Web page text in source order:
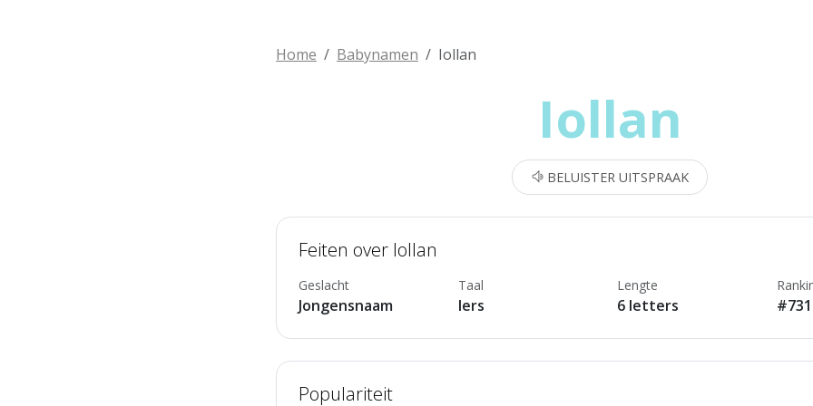
Home Babynamen Iollan
Iollan
BELUISTER UITSPRAAK
Feiten over Iollan
Geslacht
Jongensnaam
Taal
Iers
Lengte
6 letters
Populariteit